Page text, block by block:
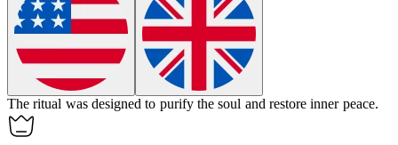
The ritual was designed to purify the soul and restore inner peace.